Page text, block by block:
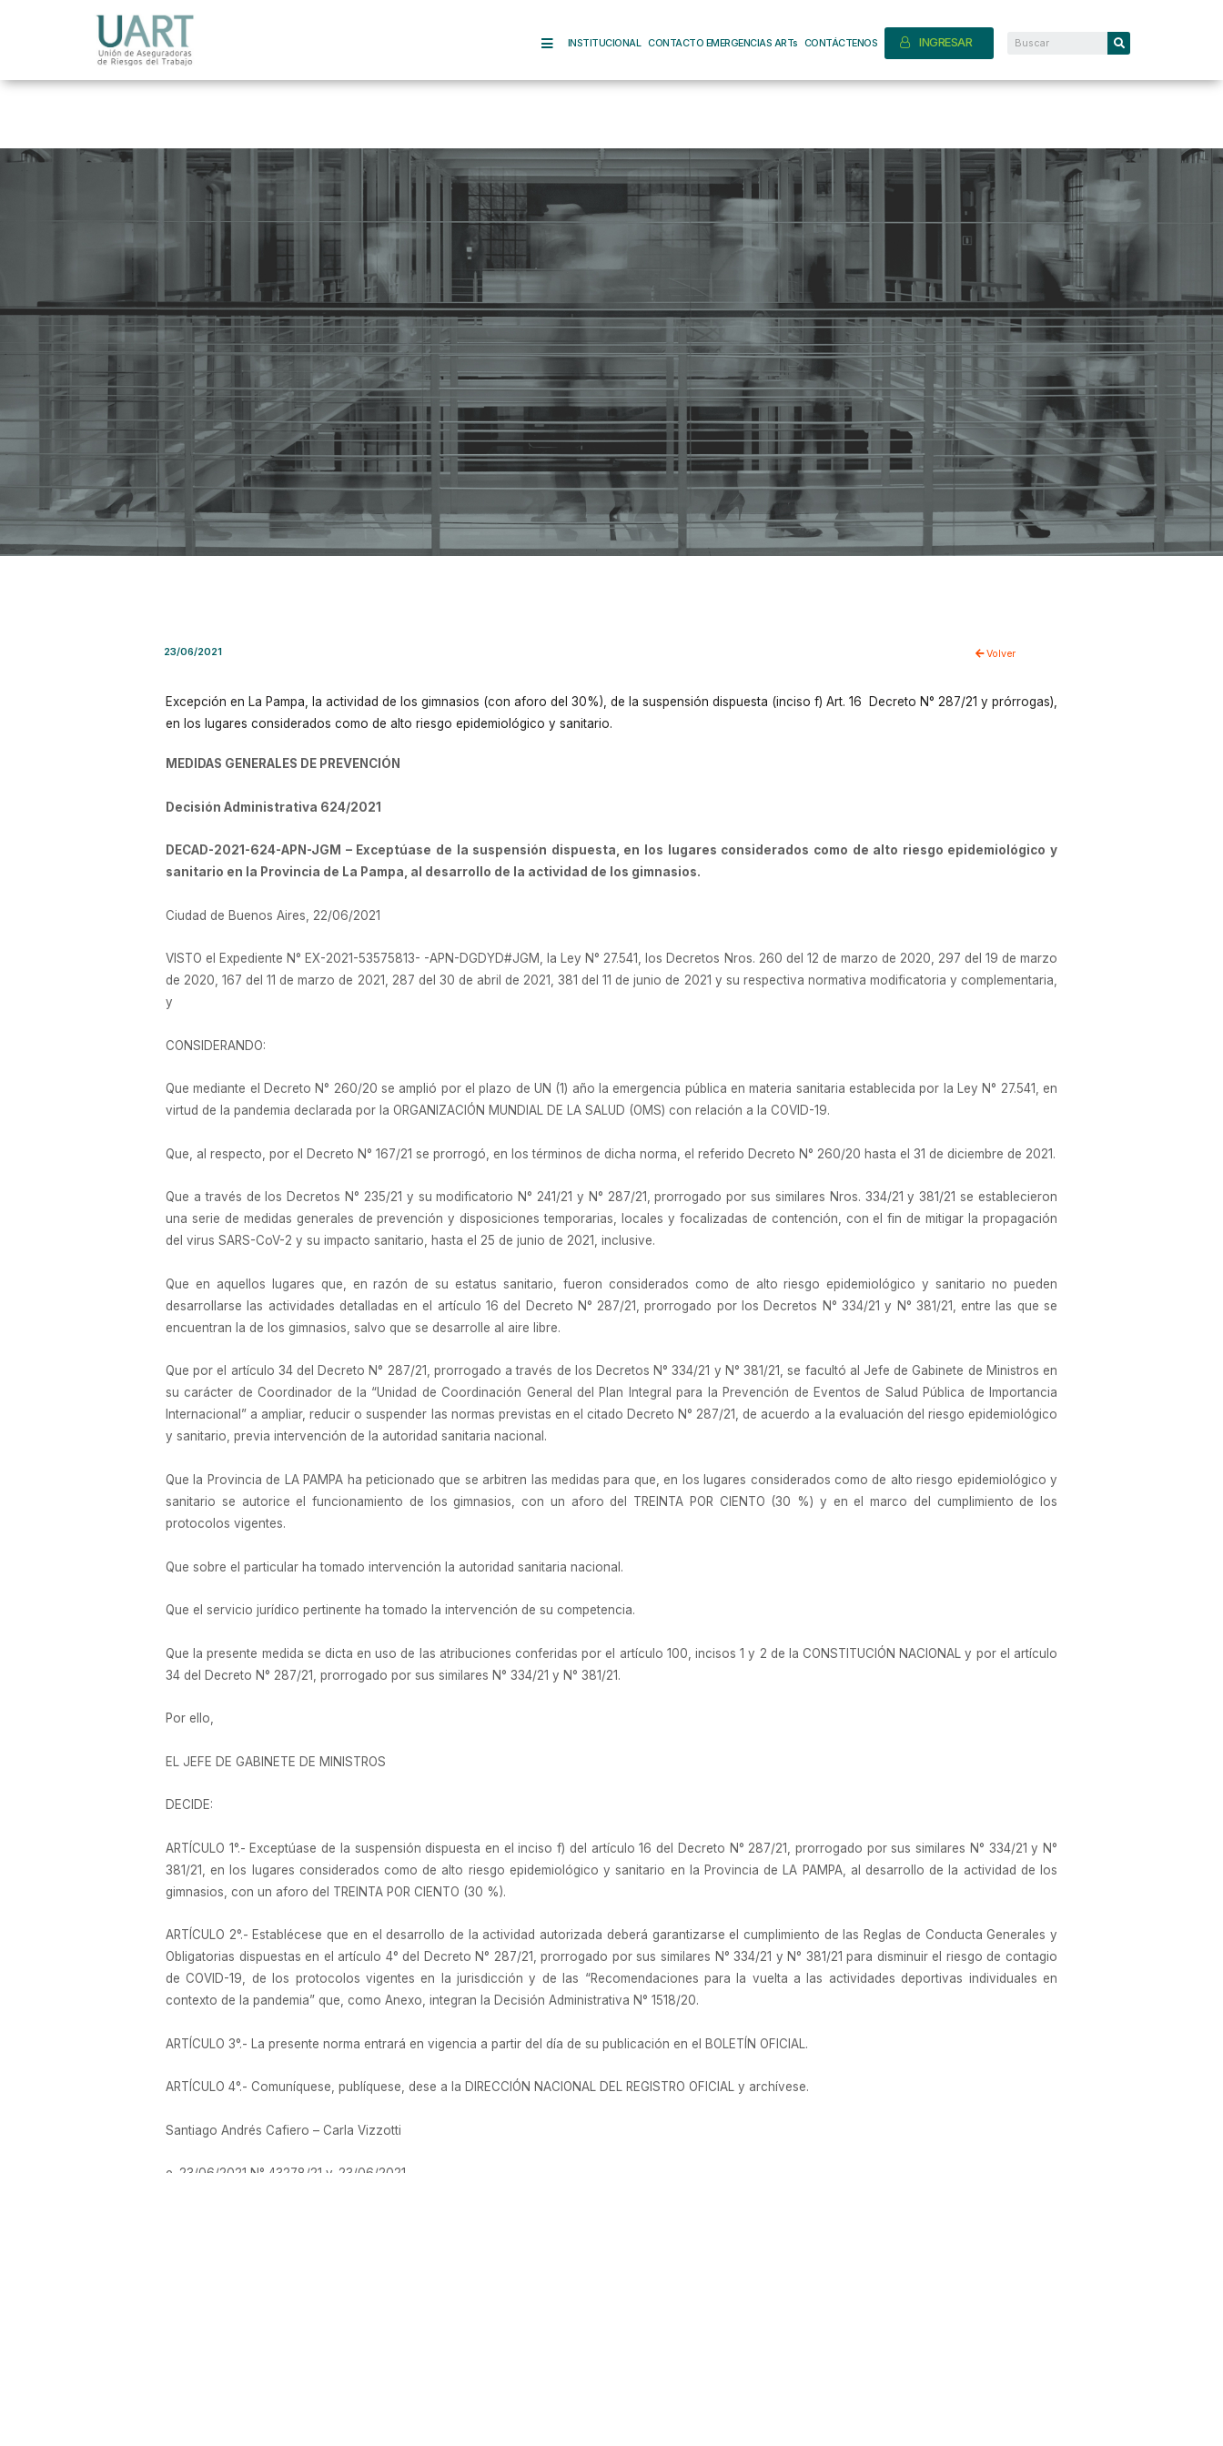
INSTITUCIONAL CONTACTO EMERGENCIAS ARTs CONTÁCTENOS INGRESAR
23/06/2021 Volver
Excepción en La Pampa, la actividad de los gimnasios (con aforo del 30%), de la suspensión dispuesta (inciso f) Art. 16 Decreto N° 287/21 y prórrogas),
en los lugares considerados como de alto riesgo epidemiológico y sanitario.
MEDIDAS GENERALES DE PREVENCIÓN
Decisión Administrativa 624/2021
DECAD-2021-624-APN-JGM – Exceptúase de la suspensión dispuesta, en los lugares considerados como de alto riesgo epidemiológico y
sanitario en la Provincia de La Pampa, al desarrollo de la actividad de los gimnasios.
Ciudad de Buenos Aires, 22/06/2021
VISTO el Expediente N° EX-2021-53575813- -APN-DGDYD#JGM, la Ley N° 27.541, los Decretos Nros. 260 del 12 de marzo de 2020, 297 del 19 de marzo
de 2020, 167 del 11 de marzo de 2021, 287 del 30 de abril de 2021, 381 del 11 de junio de 2021 y su respectiva normativa modificatoria y complementaria,
y
CONSIDERANDO:
Que mediante el Decreto N° 260/20 se amplió por el plazo de UN (1) año la emergencia pública en materia sanitaria establecida por la Ley N° 27.541, en
virtud de la pandemia declarada por la ORGANIZACIÓN MUNDIAL DE LA SALUD (OMS) con relación a la COVID-19.
Que, al respecto, por el Decreto N° 167/21 se prorrogó, en los términos de dicha norma, el referido Decreto N° 260/20 hasta el 31 de diciembre de 2021.
Que a través de los Decretos N° 235/21 y su modificatorio N° 241/21 y N° 287/21, prorrogado por sus similares Nros. 334/21 y 381/21 se establecieron
una serie de medidas generales de prevención y disposiciones temporarias, locales y focalizadas de contención, con el fin de mitigar la propagación
del virus SARS-CoV-2 y su impacto sanitario, hasta el 25 de junio de 2021, inclusive.
Que en aquellos lugares que, en razón de su estatus sanitario, fueron considerados como de alto riesgo epidemiológico y sanitario no pueden
desarrollarse las actividades detalladas en el artículo 16 del Decreto N° 287/21, prorrogado por los Decretos N° 334/21 y N° 381/21, entre las que se
encuentran la de los gimnasios, salvo que se desarrolle al aire libre.
Que por el artículo 34 del Decreto N° 287/21, prorrogado a través de los Decretos N° 334/21 y N° 381/21, se facultó al Jefe de Gabinete de Ministros en
su carácter de Coordinador de la “Unidad de Coordinación General del Plan Integral para la Prevención de Eventos de Salud Pública de Importancia
Internacional” a ampliar, reducir o suspender las normas previstas en el citado Decreto N° 287/21, de acuerdo a la evaluación del riesgo epidemiológico
y sanitario, previa intervención de la autoridad sanitaria nacional.
Que la Provincia de LA PAMPA ha peticionado que se arbitren las medidas para que, en los lugares considerados como de alto riesgo epidemiológico y
sanitario se autorice el funcionamiento de los gimnasios, con un aforo del TREINTA POR CIENTO (30 %) y en el marco del cumplimiento de los
protocolos vigentes.
Que sobre el particular ha tomado intervención la autoridad sanitaria nacional.
Que el servicio jurídico pertinente ha tomado la intervención de su competencia.
Que la presente medida se dicta en uso de las atribuciones conferidas por el artículo 100, incisos 1 y 2 de la CONSTITUCIÓN NACIONAL y por el artículo
34 del Decreto N° 287/21, prorrogado por sus similares N° 334/21 y N° 381/21.
Por ello,
EL JEFE DE GABINETE DE MINISTROS
DECIDE:
ARTÍCULO 1°.- Exceptúase de la suspensión dispuesta en el inciso f) del artículo 16 del Decreto N° 287/21, prorrogado por sus similares N° 334/21 y N°
381/21, en los lugares considerados como de alto riesgo epidemiológico y sanitario en la Provincia de LA PAMPA, al desarrollo de la actividad de los
gimnasios, con un aforo del TREINTA POR CIENTO (30 %).
ARTÍCULO 2°.- Establécese que en el desarrollo de la actividad autorizada deberá garantizarse el cumplimiento de las Reglas de Conducta Generales y
Obligatorias dispuestas en el artículo 4° del Decreto N° 287/21, prorrogado por sus similares N° 334/21 y N° 381/21 para disminuir el riesgo de contagio
de COVID-19, de los protocolos vigentes en la jurisdicción y de las “Recomendaciones para la vuelta a las actividades deportivas individuales en
contexto de la pandemia” que, como Anexo, integran la Decisión Administrativa N° 1518/20.
ARTÍCULO 3°.- La presente norma entrará en vigencia a partir del día de su publicación en el BOLETÍN OFICIAL.
ARTÍCULO 4°.- Comuníquese, publíquese, dese a la DIRECCIÓN NACIONAL DEL REGISTRO OFICIAL y archívese.
Santiago Andrés Cafiero – Carla Vizzotti
e. 23/06/2021 N° 43278/21 v. 23/06/2021